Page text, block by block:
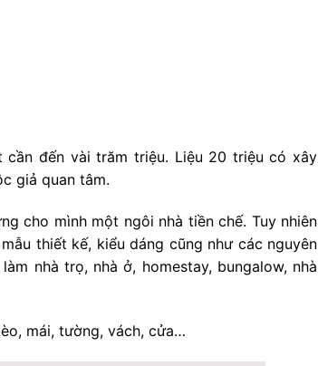
đến vài trăm triệu. Liệu 20 triệu có xây
giả quan tâm.
cho mình một ngôi nhà tiền chế. Tuy nhiên
thiết kế, kiểu dáng cũng như các nguyên
nhà trọ, nhà ở, homestay, bungalow, nhà
mái, tường, vách, cửa…